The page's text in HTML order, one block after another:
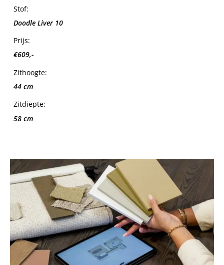
Stof:
Doodle Liver 10
Prijs:
€609,-
Zithoogte:
44 cm
Zitdiepte:
58 cm